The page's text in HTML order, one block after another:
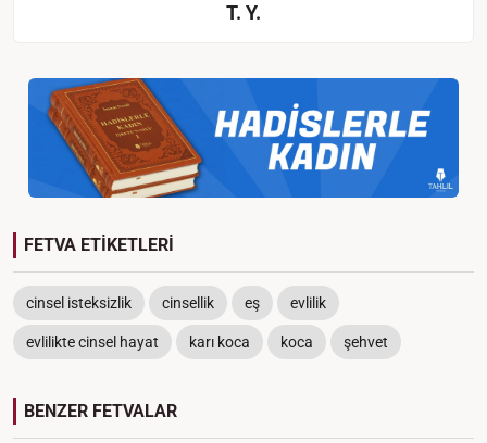
T. Y.
FETVA ETİKETLERİ
cinsel isteksizlik cinsellik eş evlilik
evlilikte cinsel hayat karı koca koca şehvet
BENZER FETVALAR